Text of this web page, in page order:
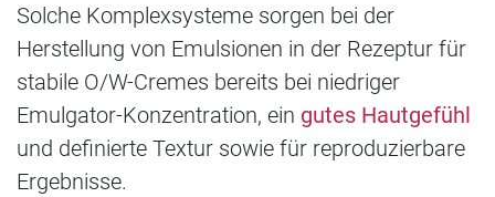
Solche Komplexsysteme sorgen bei der
Herstellung von Emulsionen in der Rezeptur für
stabile O/W-Cremes bereits bei niedriger
Emulgator-Konzentration, ein gutes Hautgefühl
und definierte Textur sowie für reproduzierbare
Ergebnisse.